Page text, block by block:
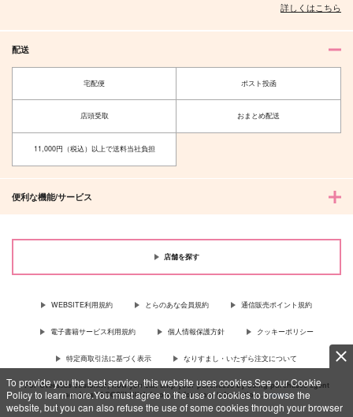
To provide you the best service, this website uses cookies.See our Cookie
Policy to learn more.You must agree to the use of cookies to browse the
website, but you can also refuse the use of some cookies through your browser
詳しくはこちら
配送
宅配便 ポスト投函
店頭受取 おまとめ配送
11,000円（税込）以上で送料当社負担
便利な機能/サービス
店舗を探す
WEBSITE利用規約 とらのあな会員規約 通信販売ポイント規約
電子書籍サービス利用規約 個人情報保護方針 クッキーポリシー
特定商取引法に基づく表示 なりすまし・いたずら注文について
For Overseas customer, now you can ship your purchases by using purchases agent
services “AOCS”! Click {more…} for more information …more